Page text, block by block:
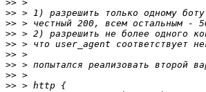
>>
>>
>>
>>
>>
>>
>>
>>
>>